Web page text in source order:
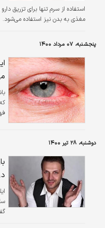
استفاده از سرم تنها برای تزریق
مغذی به بدن نیز استفاده می‌شود.
پنجشنبه، ۰۷ مرداد ۱۴۰۰
دوشنبه، ۲۸ تیر ۱۴۰۰